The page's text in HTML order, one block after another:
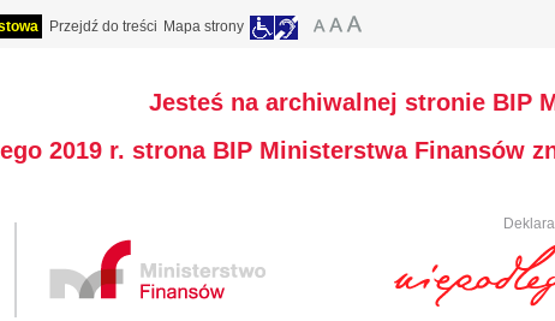
Przejdź do treści Mapa strony
Jesteś na archiwalnej stronie BIP
2019 r. strona BIP Ministerstwa Finansów